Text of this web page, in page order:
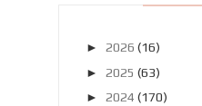
► 2026 (16)
► 2025 (63)
► 2024 (170)